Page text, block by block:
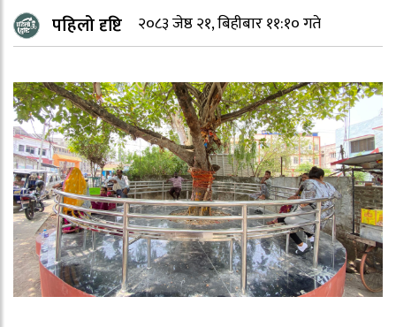
पहिलो दृष्टि २०८३ जेष्ठ २१, बिहीबार ११:१० गते